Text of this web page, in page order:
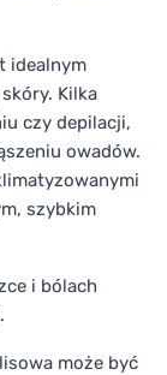
idealnym
Kilka
czy depilacji,
owadów.
szybkim
i bólach
może być